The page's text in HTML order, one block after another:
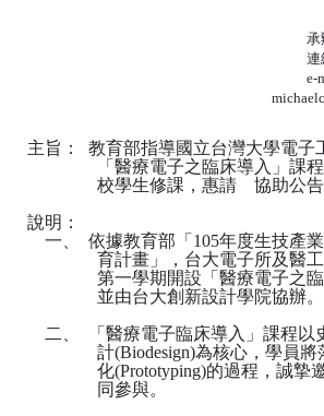
承
連
e-
主旨：
教育部指導國立台灣大學電子
「醫療電子之臨床導入」課程
校學生修課，惠請 協助公告
說明：
一、
依據教育部「 105年度生技產
育計畫」，台大電子所及醫
第一學期開設「醫療電子之
並由台大創新設計學院協辦。
二、
「醫療電子臨床導入」課程
計(Biodesign)為核心，學員將
化(Prototyping)的過程，誠摯
同參與。